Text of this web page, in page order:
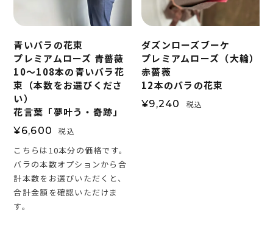
青いバラの花束
プレミアムローズ 青薔薇
10～108本の青いバラ花
束（本数をお選びくださ
い）
花言葉「夢叶う・奇跡」
¥6,600 税込
こちらは10本分の価格です。
バラの本数オプションから合
計本数をお選びいただくと、
合計金額を確認いただけま
す。
ダズンローズブーケ
プレミアムローズ（大輪）
赤薔薇
12本のバラの花束
¥9,240 税込